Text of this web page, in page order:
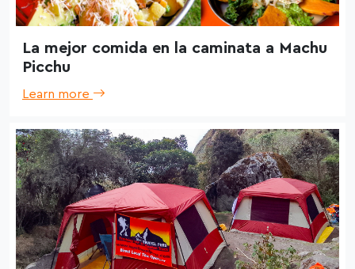
La mejor comida en la caminata a Machu
Picchu
Learn more